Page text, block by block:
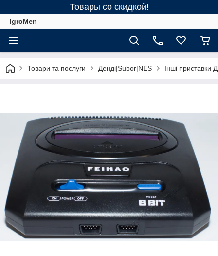
Товары со скидкой!
IgroMen
Товари та послуги Денді|Subor|NES Інші приставки